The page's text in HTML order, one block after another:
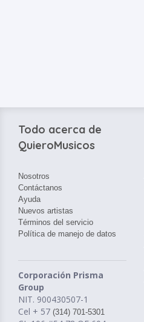
Todo acerca de
QuieroMusicos
Nosotros
Contáctanos
Ayuda
Nuevos artistas
Términos del servicio
Política de manejo de datos
Corporación Prisma
Group
NIT. 900430507-1
Cel + 57 (314) 701-5301